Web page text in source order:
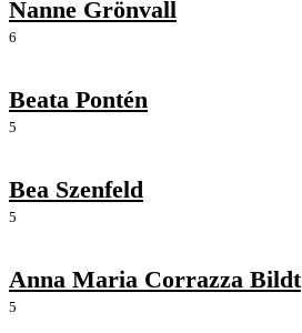
Nanne Grönvall
6
Beata Pontén
5
Bea Szenfeld
5
Anna Maria Corrazza Bildt
5